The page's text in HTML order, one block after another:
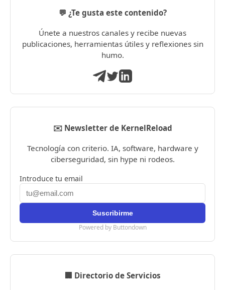
💬 ¿Te gusta este contenido?
Únete a nuestros canales y recibe nuevas
publicaciones, herramientas útiles y reflexiones sin
humo.
✉️ Newsletter de KernelReload
Tecnología con criterio. IA, software, hardware y
ciberseguridad, sin hype ni rodeos.
Introduce tu email
Powered by Buttondown
🏢 Directorio de Servicios